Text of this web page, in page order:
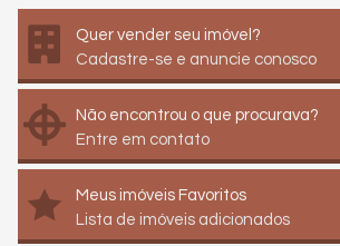
Quer vender seu imóvel?
Cadastre-se e anuncie conosco
Não encontrou o que procurava?
Entre em contato
Meus imóveis Favoritos
Lista de imóveis adicionados